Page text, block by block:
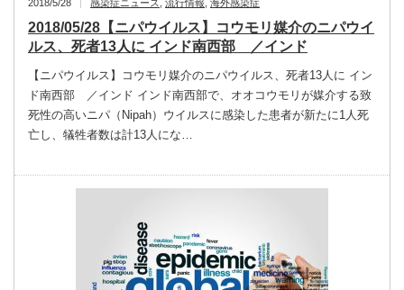
2018/5/28 感染症ニュース 流行情報 海外感染症
2018/05/28【ニパウイルス】コウモリ媒介のニパウイ
ルス、死者13人に インド南西部 ／インド
【ニパウイルス】コウモリ媒介のニパウイルス、死者13人に イン
ド南西部 ／インド インド南西部で、オオコウモリが媒介する致
死性の高いニパ（Nipah）ウイルスに感染した患者が新たに1人死
亡し、犠牲者数は計13人にな…